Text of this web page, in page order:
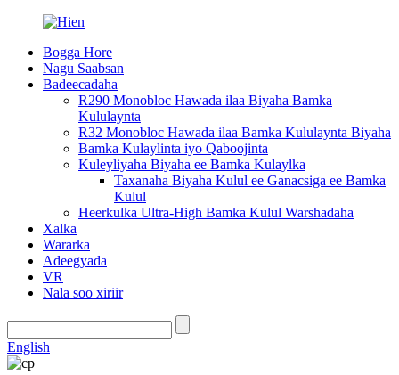
Bogga Hore
Nagu Saabsan
Badeecadaha
R290 Monobloc Hawada ilaa Biyaha Bamka
Kululaynta
R32 Monobloc Hawada ilaa Bamka Kululaynta Biyaha
Bamka Kulaylinta iyo Qaboojinta
Kuleyliyaha Biyaha ee Bamka Kulaylka
Taxanaha Biyaha Kulul ee Ganacsiga ee Bamka
Kulul
Heerkulka Ultra-High Bamka Kulul Warshadaha
Xalka
Wararka
Adeegyada
VR
Nala soo xiriir
English